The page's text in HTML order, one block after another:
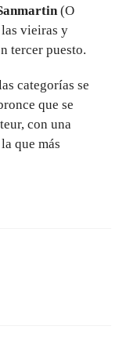
(O
vieiras y
tercer puesto.
categorías se
que se
con una
que más